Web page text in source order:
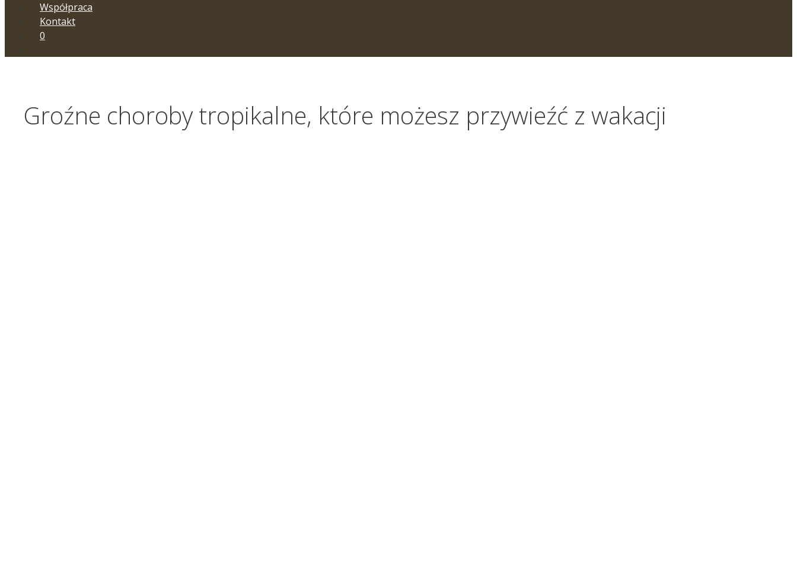
Współpraca
Kontakt
0
Groźne choroby tropikalne, które możesz przywieźć z wakacji